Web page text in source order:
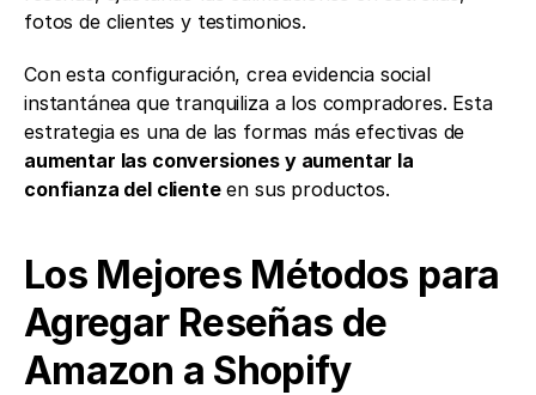
fotos de clientes y testimonios.
Con esta configuración, crea evidencia social
instantánea que tranquiliza a los compradores. Esta
aumentar las conversiones y aumentar la
confianza del cliente en sus productos.
Los Mejores Métodos para
Agregar Reseñas de
Amazon a Shopify